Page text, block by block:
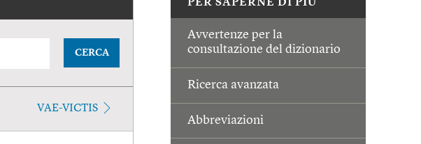
PER SAPERNE DI PIÙ
Avvertenze per la
consultazione del dizionario
Ricerca avanzata
Abbreviazioni
CERCA
VAE-VICTIS